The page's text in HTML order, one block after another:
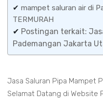
✔ mampet saluran air di
TERMURAH
✔ Postingan terkait:
Pademangan Jakarta
Jasa Saluran Pipa Mampet
Selamat Datang di Website